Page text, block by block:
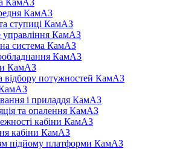
КамАЗ
КамАЗ
ступиці КамАЗ
управління КамАЗ
система КамАЗ
КамАЗ
КамАЗ
відбору потужностей КамАЗ
і приладдя КамАЗ
та опалення КамАЗ
кабіни КамАЗ
кабіни КамАЗ
підйому платформи КамАЗ